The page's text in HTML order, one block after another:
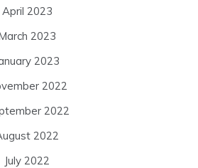
April 2023
2023
2023
2022
2022
2022
July 2022